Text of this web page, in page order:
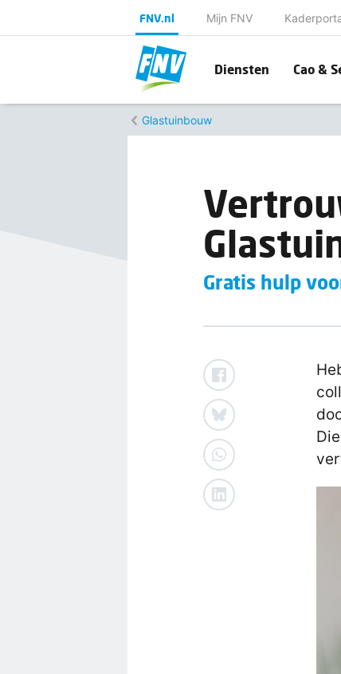
FNV.nl Mijn FNV
Diensten Cao &
Glastuinbouw
Gratis hulp